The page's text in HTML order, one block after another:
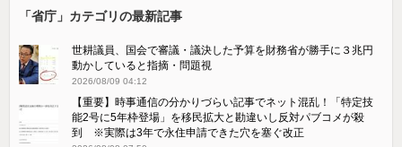
「省庁」カテゴリの最新記事
世耕議員、国会で審議・議決した予算を財務省が勝手に３兆円
動かしていると指摘・問題視
2026/08/09 04:12
【重要】時事通信の分かりづらい記事でネット混乱！「特定技
能2号に5年枠登場」を移民拡大と勘違いし反対パブコメが殺
到 ※実際は3年で永住申請できた穴を塞ぐ改正